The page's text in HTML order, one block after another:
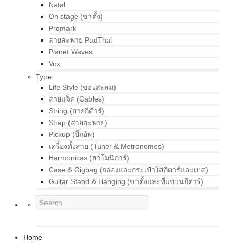
Natal
On stage (ขาตั้ง)
Promark
สายสะพาย PadThai
Planet Waves
Vox
Type
Life Style (ของสะสม)
สายแจ็ค (Cables)
String (สายกีต้าร์)
Strap (สายสะพาย)
Pickup (ปิ๊กอัพ)
เครื่องตั้งสาย (Tuner & Metronomes)
Harmonicas (ฮาโมนิการ์)
Case & Gigbag (กล่องและกระเป๋าใส่กีตาร์และเบส)
Guitar Stand & Hanging (ขาตั้งและที่แขวนกีตาร์)
Home